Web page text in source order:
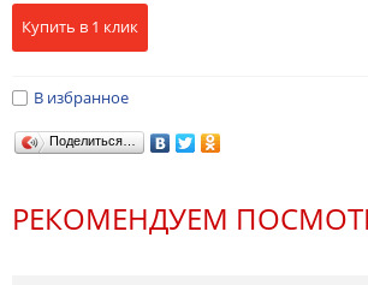
Купить в 1 клик
В избранное
Поделиться…
РЕКОМЕНДУЕМ